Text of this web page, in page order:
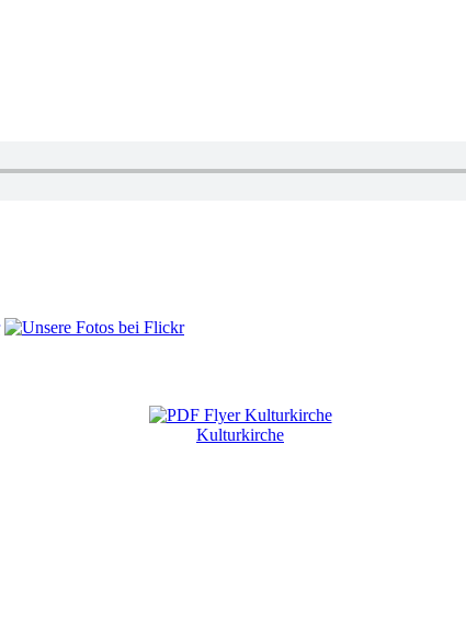
Kulturkirche